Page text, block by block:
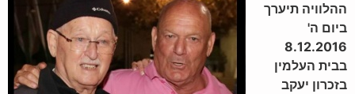
ההלוויה תיערך
ביום ה'
8.12.2016
בבית העלמין
בזכרון יעקב